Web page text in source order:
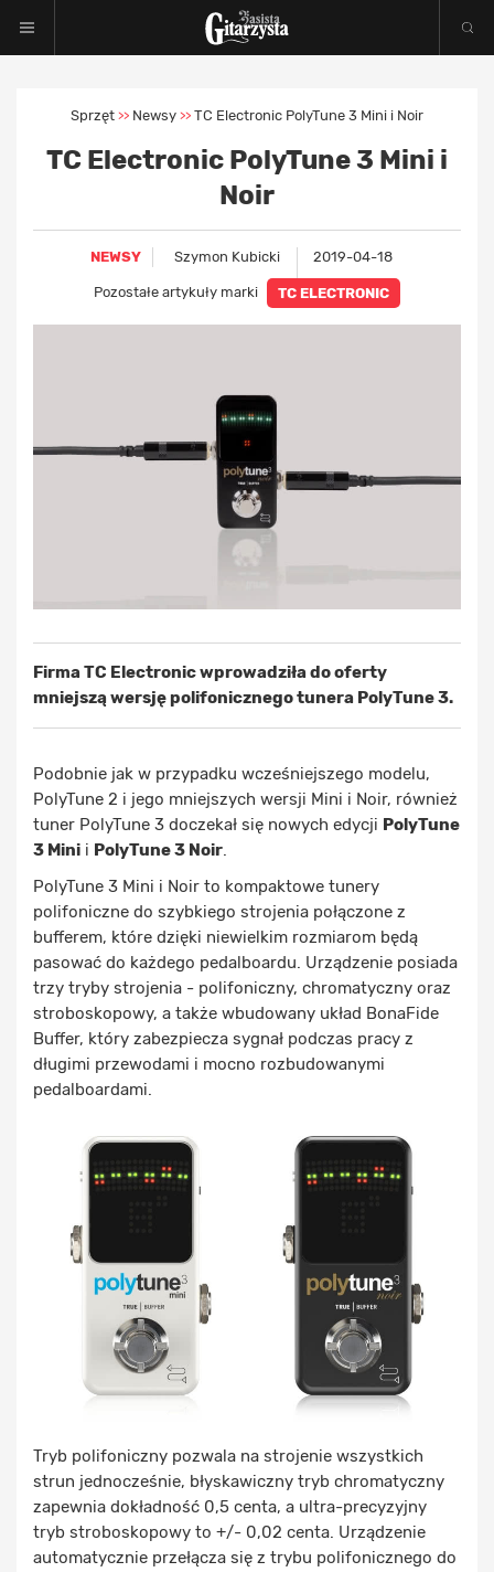
Sprzęt >> Newsy >> TC Electronic PolyTune 3 Mini i Noir
TC Electronic PolyTune 3 Mini i
Noir
NEWSY Szymon Kubicki 2019-04-18
Pozostałe artykuły marki TC ELECTRONIC
Firma TC Electronic wprowadziła do oferty
mniejszą wersję polifonicznego tunera PolyTune 3.
Podobnie jak w przypadku wcześniejszego modelu,
PolyTune 2 i jego mniejszych wersji Mini i Noir, również
tuner PolyTune 3 doczekał się nowych edycji PolyTune
3 Mini i PolyTune 3 Noir.
PolyTune 3 Mini i Noir to kompaktowe tunery
polifoniczne do szybkiego strojenia połączone z
bufferem, które dzięki niewielkim rozmiarom będą
pasować do każdego pedalboardu. Urządzenie posiada
trzy tryby strojenia - polifoniczny, chromatyczny oraz
stroboskopowy, a także wbudowany układ BonaFide
Buffer, który zabezpiecza sygnał podczas pracy z
długimi przewodami i mocno rozbudowanymi
pedalboardami.
Tryb polifoniczny pozwala na strojenie wszystkich
strun jednocześnie, błyskawiczny tryb chromatyczny
zapewnia dokładność 0,5 centa, a ultra-precyzyjny
tryb stroboskopowy to +/- 0,02 centa. Urządzenie
automatycznie przełącza się z trybu polifonicznego do